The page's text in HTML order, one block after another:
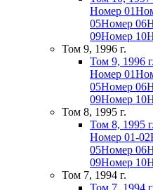
Номер 01
05Номер 06
09Номер 10
Том 9, 1996 г.
Том 9, 1996 г.
Номер 01
05Номер 06
09Номер 10
Том 8, 1995 г.
Том 8, 1995 г.
Номер 01-02
05Номер 06
09Номер 10
Том 7, 1994 г.
Том 7, 1994 г.